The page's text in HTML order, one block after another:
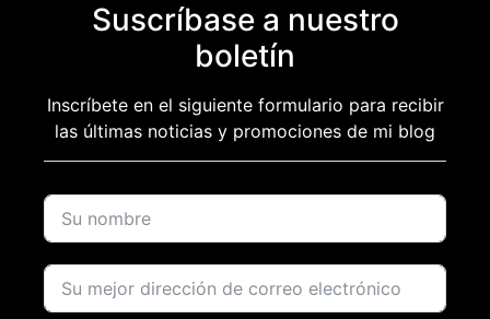
Suscríbase a nuestro
boletín
Inscríbete en el siguiente formulario para recibir
las últimas noticias y promociones de mi blog